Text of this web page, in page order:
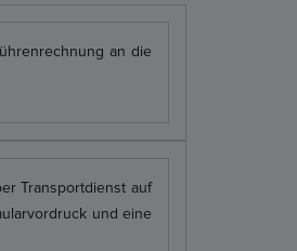
an die
Transportdienst auf
und eine